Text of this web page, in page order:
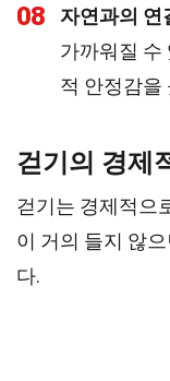
08 자연과의 연
가까워질 수
적 안정감을
걷기의 경제
걷기는 경제적으
이 거의 들지 않
다.